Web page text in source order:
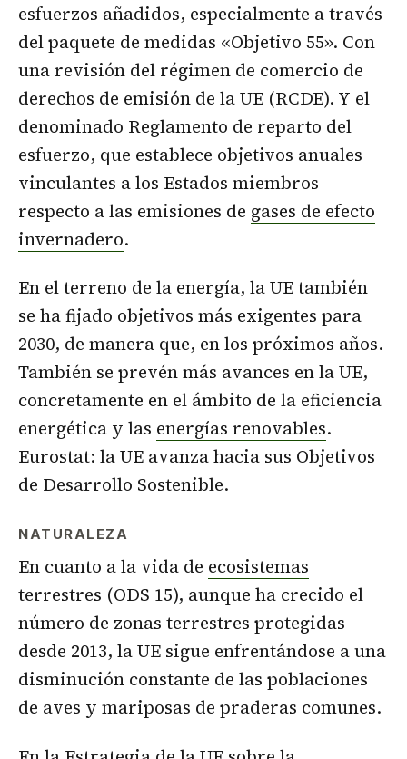
esfuerzos añadidos, especialmente a través
del paquete de medidas «Objetivo 55». Con
una revisión del régimen de comercio de
derechos de emisión de la UE (RCDE). Y el
denominado Reglamento de reparto del
esfuerzo, que establece objetivos anuales
vinculantes a los Estados miembros
respecto a las emisiones de gases de efecto
invernadero.
En el terreno de la energía, la UE también
se ha fijado objetivos más exigentes para
2030, de manera que, en los próximos años.
También se prevén más avances en la UE,
concretamente en el ámbito de la eficiencia
energética y las energías renovables.
Eurostat: la UE avanza hacia sus Objetivos
de Desarrollo Sostenible.
NATURALEZA
En cuanto a la vida de ecosistemas
terrestres (ODS 15), aunque ha crecido el
número de zonas terrestres protegidas
desde 2013, la UE sigue enfrentándose a una
disminución constante de las poblaciones
de aves y mariposas de praderas comunes.